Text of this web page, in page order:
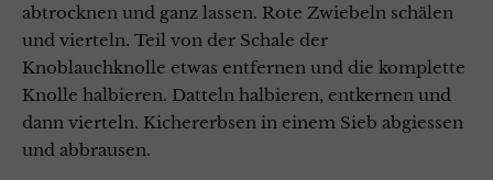
abtrocknen und ganz lassen. Rote Zwiebeln schälen
und vierteln. Teil von der Schale der
Knoblauchknolle etwas entfernen und die komplette
Knolle halbieren. Datteln halbieren, entkernen und
dann vierteln. Kichererbsen in einem Sieb abgiessen
und abbrausen.